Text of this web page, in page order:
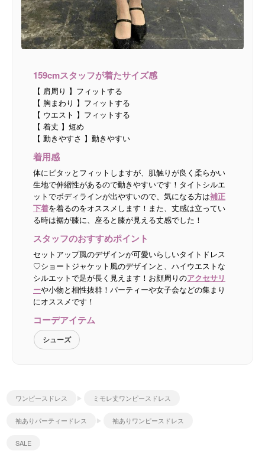
159cmスタッフが着たサイズ感
【 肩周り 】フィットする
【 胸まわり 】フィットする
【 ウエスト 】フィットする
【 着丈 】短め
【 動きやすさ 】動きやすい
着用感
体にピタッとフィットしますが、肌触りが良く柔らかい
生地で伸縮性があるので動きやすいです！タイトシルエ
ットでボディラインが出やすいので、気になる方は補正
下着を着るのをオススメします！また、丈感は立ってい
る時は裾が膝に、座ると膝が見える丈感でした！
スタッフのおすすめポイント
セットアップ風のデザインが可愛いらしいタイトドレス
♡ショートジャケット風のデザインと、ハイウエストな
シルエットで足が長く見えます！お顔周りのアクセサリ
ーや小物と相性抜群！パーティーや女子会などの集まり
にオススメです！
コーデアイテム
シューズ
ワンピースドレス ミモレ丈ワンピースドレス
袖ありパーティードレス 袖ありワンピースドレス
SALE